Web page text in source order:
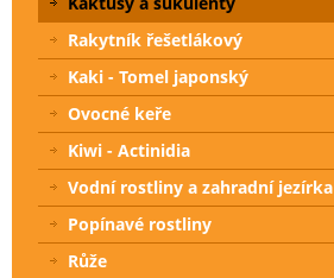
Rakytník řešetlákový
Kaki - Tomel japonský
Ovocné keře
Kiwi - Actinidia
Vodní rostliny a zahradní jezírka
Popínavé rostliny
Růže